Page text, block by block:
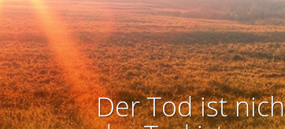
Der Tod ist